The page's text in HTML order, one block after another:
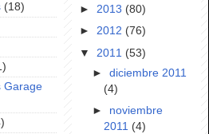
(18)
Garage
► 2013 (80)
► 2012 (76)
▼ 2011 (53)
►diciembre 2011
(4)
► noviembre
2011 (4)